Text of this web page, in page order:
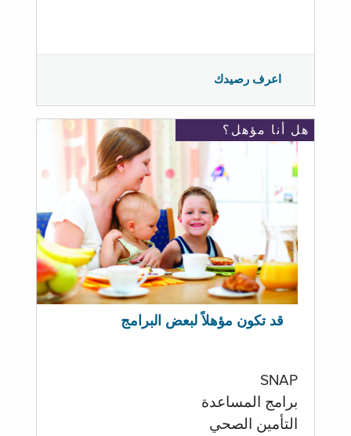
اعرف رصيدك
هل أنا مؤهل؟
قد تكون مؤهلاً لبعض البرامج
SNAP
برامج المساعدة
التأمين الصحي